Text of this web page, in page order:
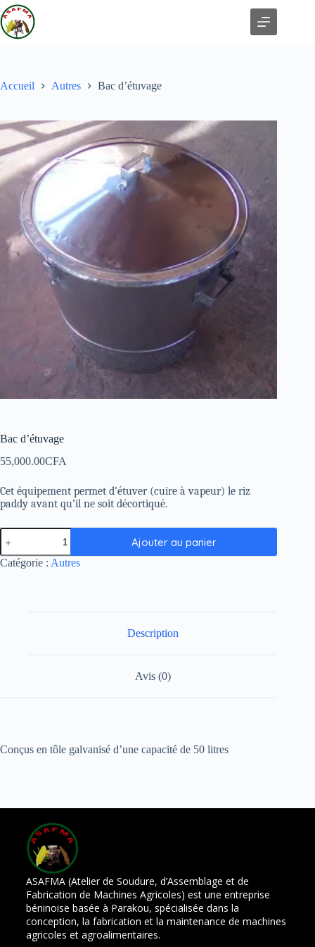
Accueil Autres Bac d’étuvage
Bac d’étuvage
55,000.00CFA
Cet équipement permet d’étuver (cuire à vapeur) le riz
paddy avant qu’il ne soit décortiqué.
Ajouter au panier
Catégorie : Autres
Description
Avis (0)
Conçus en tôle galvanisé d’une capacité de 50 litres
ASAFMA (Atelier de Soudure, d’Assemblage et de
Fabrication de Machines Agricoles) est une entreprise
béninoise basée à Parakou, spécialisée dans la
conception, la fabrication et la maintenance de machines
agricoles et agroalimentaires.